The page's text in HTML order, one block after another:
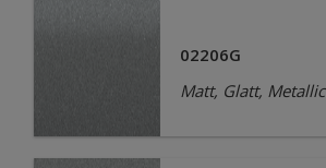
02206G
Matt, Glatt, Metallic